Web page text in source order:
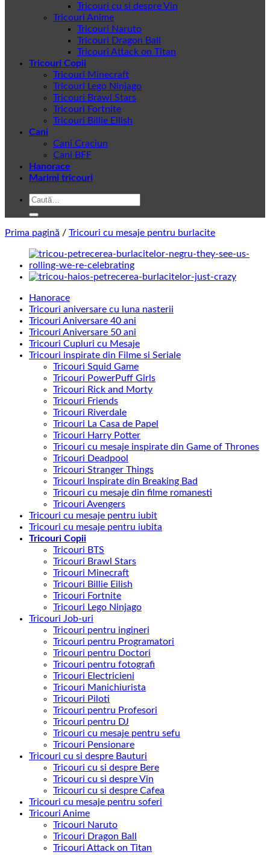
Tricouri cu si despre Vin
Tricouri Anime
Tricouri Naruto
Tricouri Dragon Ball
Tricouri Attack on Titan
Tricouri Copii
Tricouri Minecraft
Tricouri Lego Ninjago
Tricouri Brawl Stars
Tricouri Fortnite
Tricouri Billie Eilish
Cani
Cani Craciun
Cani BFF
Hanorace
Marimi tricouri
Caută
Prima pagină / Tricouri cu mesaje pentru burlacite
Hanorace
Tricouri aniversare cu luna nasterii
Tricouri Aniversare 40 ani
Tricouri Aniversare 50 ani
Tricouri Cupluri cu Mesaje
Tricouri inspirate din Filme si Seriale
Tricouri Squid Game
Tricouri PowerPuff Girls
Tricouri Rick and Morty
Tricouri Friends
Tricouri Riverdale
Tricouri La Casa de Papel
Tricouri Harry Potter
Tricouri cu mesaje inspirate din Game of Thrones
Tricouri Deadpool
Tricouri Stranger Things
Tricouri Inspirate din Breaking Bad
Tricouri cu mesaje din filme romanesti
Tricouri Avengers
Tricouri cu mesaje pentru iubit
Tricouri cu mesaje pentru iubita
Tricouri Copii
Tricouri BTS
Tricouri Brawl Stars
Tricouri Minecraft
Tricouri Billie Eilish
Tricouri Fortnite
Tricouri Lego Ninjago
Tricouri Job-uri
Tricouri pentru ingineri
Tricouri pentru Programatori
Tricouri pentru Doctori
Tricouri pentru fotografi
Tricouri Electricieni
Tricouri Manichiurista
Tricouri Piloti
Tricouri pentru Profesori
Tricouri pentru DJ
Tricouri cu mesaje pentru sefu
Tricouri Pensionare
Tricouri cu si despre Bauturi
Tricouri cu si despre Bere
Tricouri cu si despre Vin
Tricouri cu si despre Cafea
Tricouri cu mesaje pentru soferi
Tricouri Anime
Tricouri Naruto
Tricouri Dragon Ball
Tricouri Attack on Titan